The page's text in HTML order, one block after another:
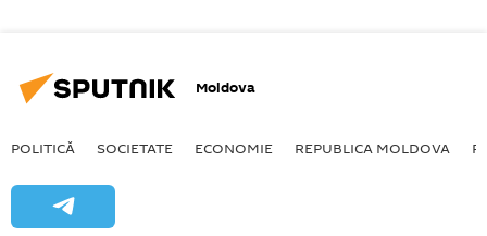
Moldova
POLITICĂ SOCIETATE ECONOMIE REPUBLICA MOLDOVA